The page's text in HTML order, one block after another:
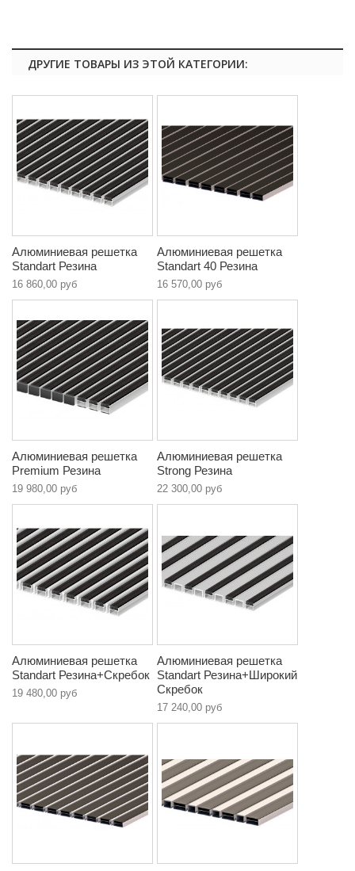
ДРУГИЕ ТОВАРЫ ИЗ ЭТОЙ КАТЕГОРИИ:
Алюминиевая решетка
Standart Резина
16 860,00 руб
Алюминиевая решетка
Standart 40 Резина
16 570,00 руб
Алюминиевая решетка
Premium Резина
19 980,00 руб
Алюминиевая решетка
Strong Резина
22 300,00 руб
Алюминиевая решетка
Standart Резина+Скребок
19 480,00 руб
Алюминиевая решетка
Standart Резина+Широкий
Скребок
17 240,00 руб